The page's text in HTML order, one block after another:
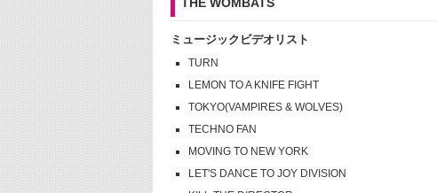
ミュージックビデオリスト
TURN
LEMON TO A KNIFE FIGHT
TOKYO(VAMPIRES & WOLVES)
TECHNO FAN
MOVING TO NEW YORK
LET'S DANCE TO JOY DIVISION